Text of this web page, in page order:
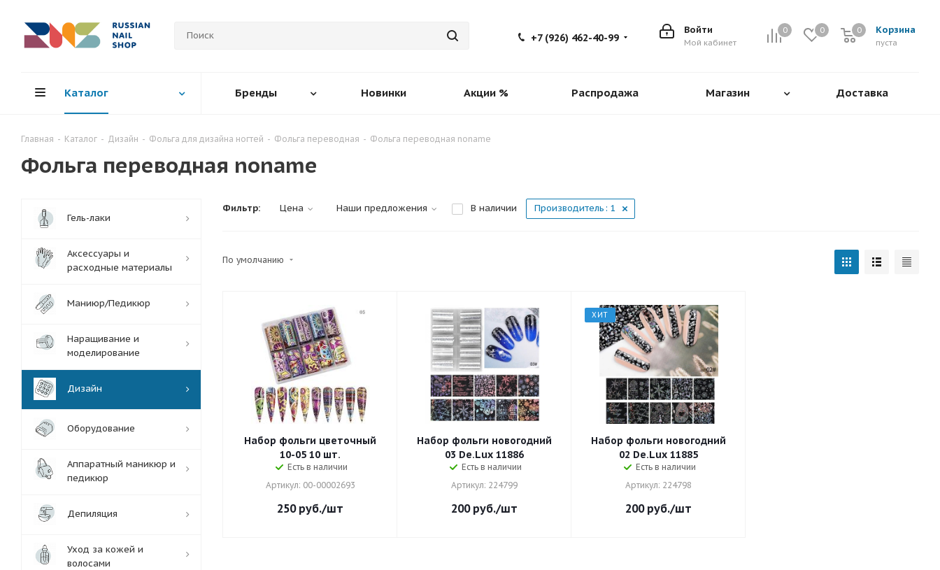
0 0 Корзина
0
пуста
0
Войти
Мой кабинет
+7 (926) 462-40-99
Каталог Бренды Новинки Акции % Распродажа Магазин Доставка
Главная - Каталог - Дизайн - Фольга для дизайна ногтей - Фольга переводная - Фольга переводная noname
Фольга переводная noname
Фильтр: Цена Наши предложения В наличии Производитель: 1
По умолчанию
Набор фольги цветочный
10-05 10 шт.
Есть в наличии
Артикул: 00-00002693
250руб./шт
Набор фольги новогодний
03 De.Lux 11886
Есть в наличии
Артикул: 224799
200руб./шт
ХИТ
Набор фольги новогодний
02 De.Lux 11885
Есть в наличии
Артикул: 224798
200руб./шт
Гель-лаки
Аксессуары и
расходные материалы
Маниюр/Педикюр
Наращивание и
моделирование
Дизайн
Оборудование
Аппаратный маникюр и
педикюр
Депиляция
Уход за кожей и
волосами